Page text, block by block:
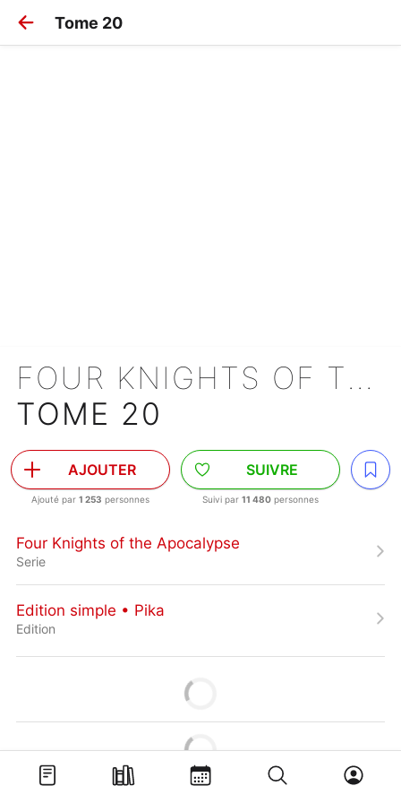
Tome 20
FOUR KNIGHTS OF THE APOCALYPSE
TOME 20
AJOUTER
Ajouté par 1 253 personnes
SUIVRE
Suivi par 11 480 personnes
Four Knights of the Apocalypse
Serie
Edition simple • Pika
Edition